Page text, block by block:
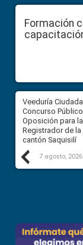
Formación
Veeduría
Concurso
Oposición para
Registrador de la
cantón Saquisilí
7 agosto, 2026